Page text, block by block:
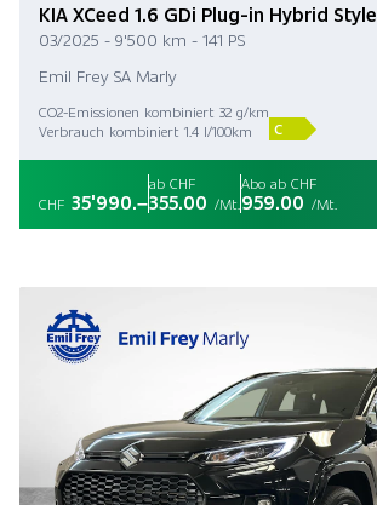
KIA XCeed 1.6 GDi Plug-in Hybrid Style
03/2025 - 9'500 km - 141 PS
Emil Frey SA Marly
CO2-Emissionen kombiniert 32 g/km
Verbrauch kombiniert 1.4 l/100km
C
CHF 35'990.–
ab CHF
355.00 /Mt.
Abo ab CHF
959.00 /Mt.